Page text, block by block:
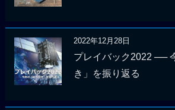
2022年12月28日
プレイバック2022 ──
き」を振り返る